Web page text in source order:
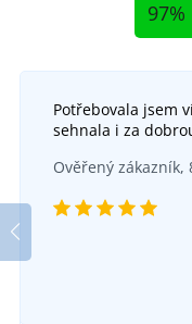
97%
Potřebovala jsem
sehnala i za
Ověřený zákazník,